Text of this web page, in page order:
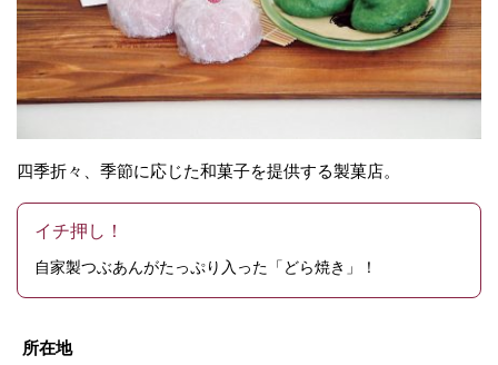
四季折々、季節に応じた和菓子を提供する製菓店。
イチ押し！
自家製つぶあんがたっぷり入った「どら焼き」！
所在地